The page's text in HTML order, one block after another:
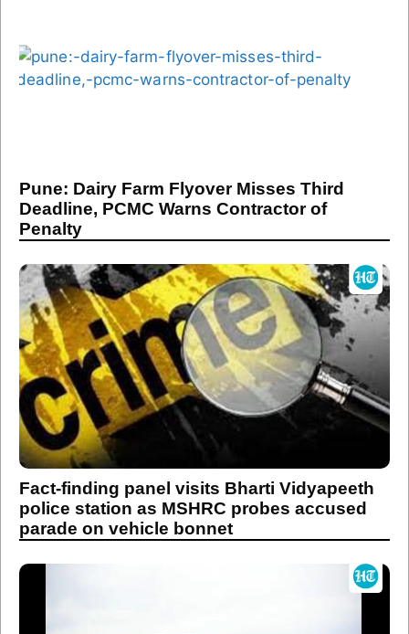
Pune: Dairy Farm Flyover Misses Third
Deadline, PCMC Warns Contractor of
Penalty
Fact-finding panel visits Bharti Vidyapeeth
police station as MSHRC probes accused
parade on vehicle bonnet